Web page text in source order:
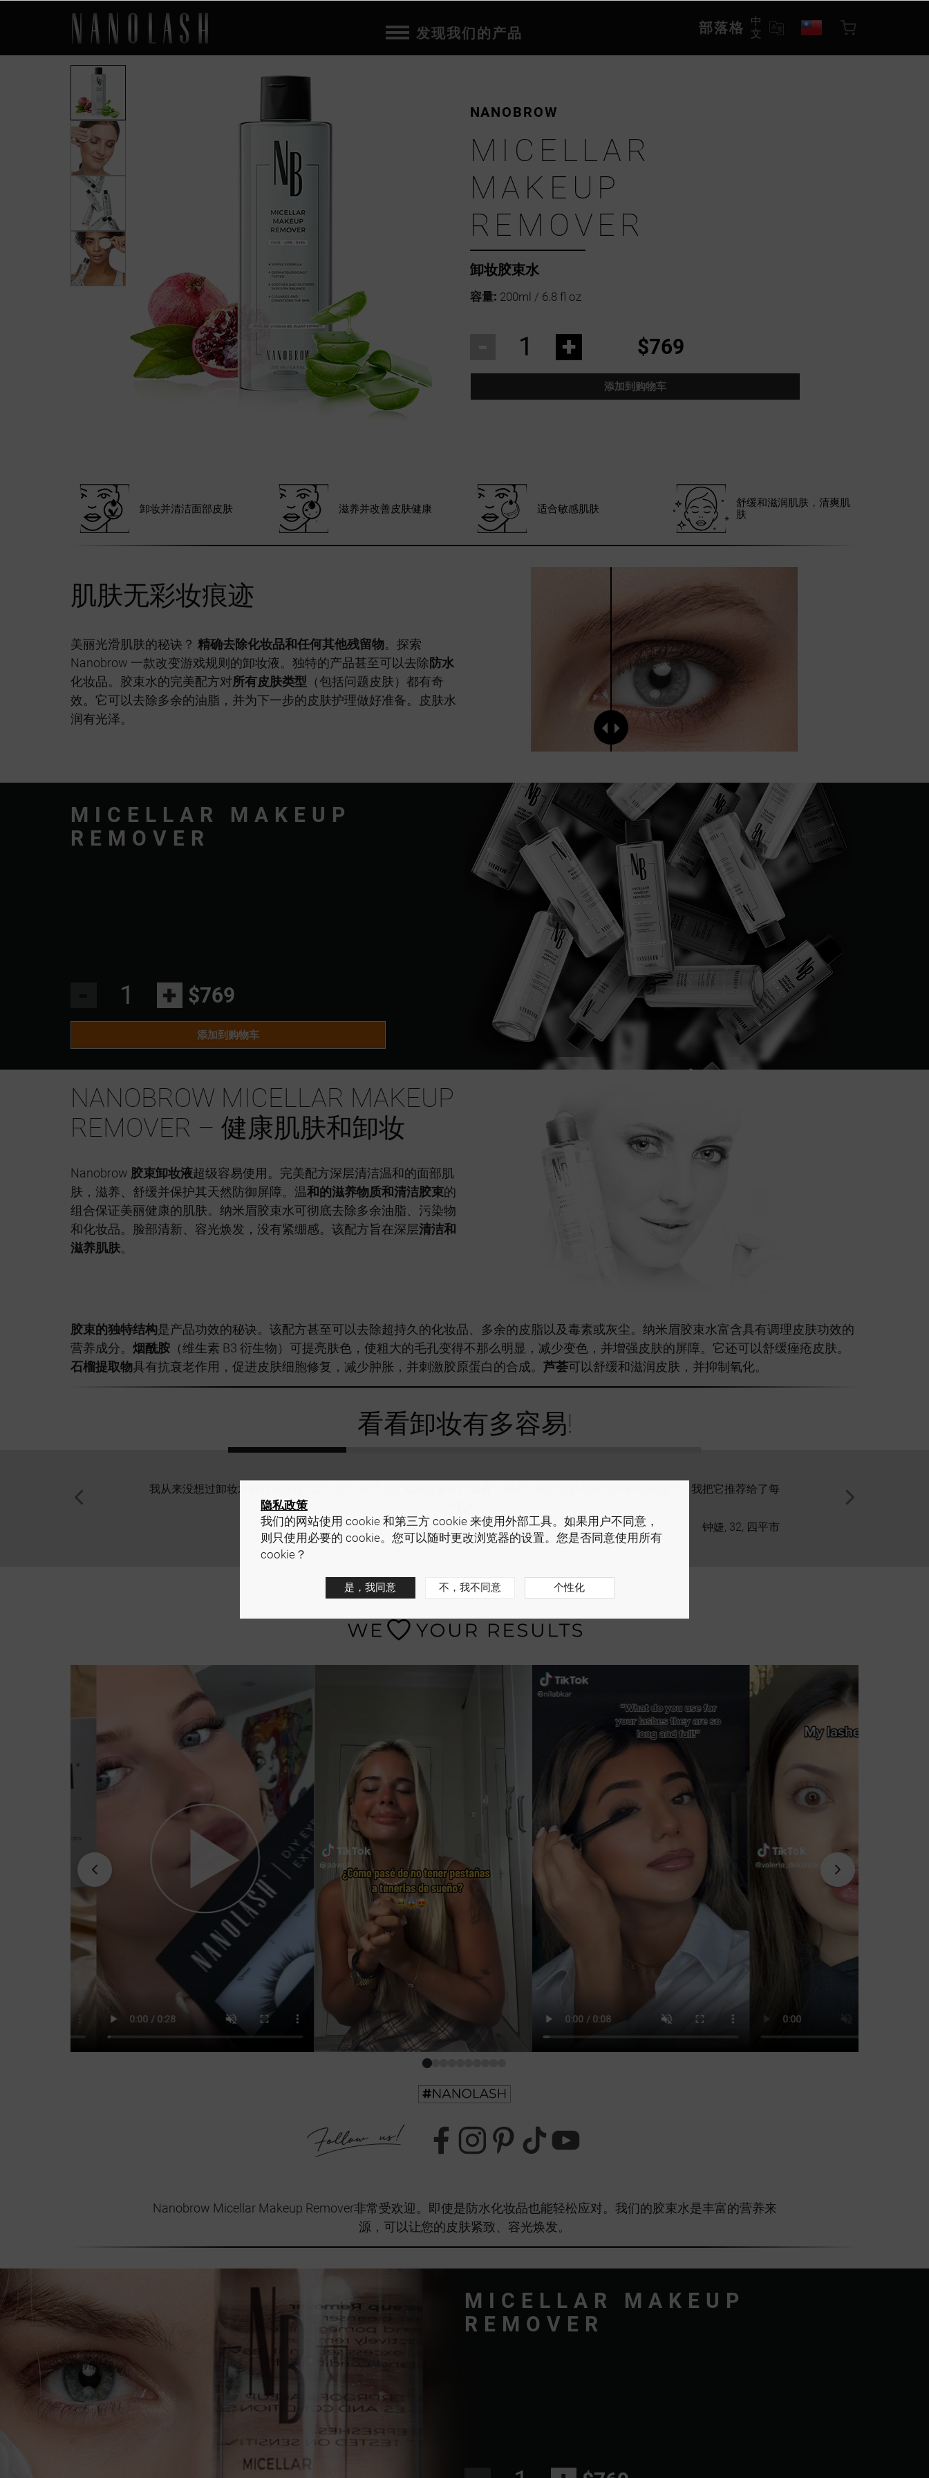
发现我们的产品 部落格
中
文
卸妆胶束水
NANOBROW
MICELLAR
MAKEUP
REMOVER
容量: 200ml / 6.8 fl oz
+ $769
添加到购物车
卸妆并清洁面部皮肤 滋养并改善皮肤健康 适合敏感肌肤
舒缓和滋润肌肤，清爽肌
肤
肌肤无彩妆痕迹
美丽光滑肌肤的秘诀？ 精确去除化妆品和任何其他残留物。探索
Nanobrow 一款改变游戏规则的卸妆液。独特的产品甚至可以去除防水
化妆品。胶束水的完美配方对所有皮肤类型 （包括问题皮肤）都有奇
效。它可以去除多余的油脂，并为下一步的皮肤护理做好准备。皮肤水
润有光泽。
MICELLAR MAKEUP
REMOVER
+ $769
添加到购物车
NANOBROW MICELLAR MAKEUP
REMOVER – 健康肌肤和卸妆
Nanobrow 胶束卸妆液超级容易使用。完美配方深层清洁温和的面部肌
肤，滋养、舒缓并保护其天然防御屏障。温和的滋养物质和清洁胶束的
组合保证美丽健康的肌肤。纳米眉胶束水可彻底去除多余油脂、污染物
和化妆品。脸部清新、容光焕发，没有紧绷感。该配方旨在深层清洁和
滋养肌肤。
胶束的独特结构是产品功效的秘诀。该配方甚至可以去除超持久的化妆品、多余的皮脂以及毒素或灰尘。纳米眉胶束水富含具有调理皮肤功效的
营养成分。 烟酰胺 （维生素 B3 衍生物）可提亮肤色，使粗大的毛孔变得不那么明显，减少变色，并增强皮肤的屏障。它还可以舒缓痤疮皮肤。
石榴提取物具有抗衰老作用，促进皮肤细胞修复，减少肿胀，并刺激胶原蛋白的合成。 芦荟可以舒缓和滋润皮肤，并抑制氧化。
看看卸妆有多容易!
我从来没想过卸妆水会对皮肤这么好。这一款产品让我的皮肤变得清透、明亮，而且皮肤毛孔也不那么明显了。我把它推荐给了每
钟婕, 32, 四平市
非常适合清洁皮
Nanobrow Micellar Makeup Remover非常受欢迎。即使是防水化妆品也能轻松应对。我们的胶束水是丰富的营养来
源，可以让您的皮肤紧致、容光焕发。
MICELLAR MAKEUP
REMOVER
隐私政策
我们的网站使用 cookie 和第三方 cookie 来使用外部工具。如果用户不同意，
则只使用必要的 cookie。您可以随时更改浏览器的设置。您是否同意使用所有
cookie？
是，我同意 不，我不同意 个性化